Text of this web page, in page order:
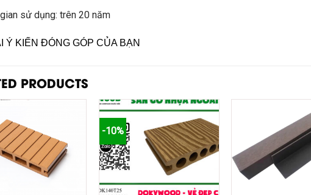
sử dụng: trên 20 năm
Ý KIẾN ĐÓNG GÓP CỦA BẠN
PRODUCTS
-10%